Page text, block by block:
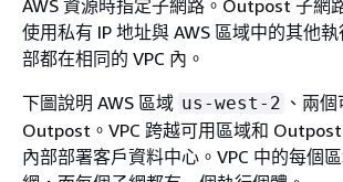
AWS 資源時指定子網路。Outpost 子網
使用私有 IP 地址與 AWS 區域中的其他
部都在相同的 VPC 內。
下圖說明 AWS 區域 us-west-2 、兩
Outpost。VPC 跨越可用區域和
內部部署客戶資料中心。VPC 中的每個